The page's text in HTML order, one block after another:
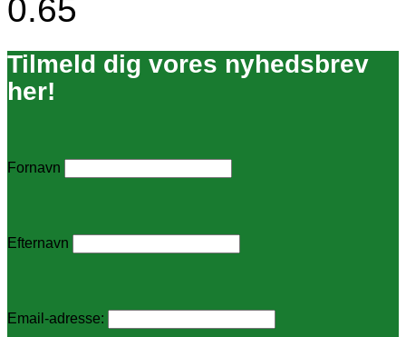
Tilmeld dig vores nyhedsbrev
her!
Fornavn
Efternavn
Email-adresse: